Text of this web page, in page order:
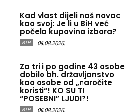
Kad vlast dijeli naš novac
kao svoj: Je li u BiH već
počela kupovina izbora?
BIH 08.08.2026.
Za tri i po godine 43 osobe
dobilo bh. državljanstvo
kao osobe od „naročite
koristi“! KO SU TI
“POSEBNI” LJUDI?!
BIH 06.08.2026.